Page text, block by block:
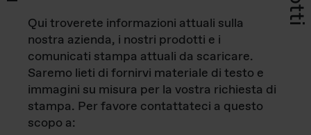
Qui troverete informazioni attuali sulla
nostra azienda, i nostri prodotti e i
comunicati stampa attuali da scaricare.
Saremo lieti di fornirvi materiale di testo e
immagini su misura per la vostra richiesta di
stampa. Per favore contattateci a questo
scopo a: